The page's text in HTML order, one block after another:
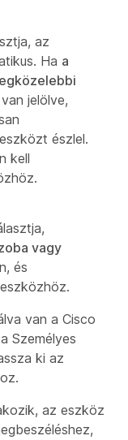
az
Ha a
jelölve,
észlel.
kell
vagy
és
van a Cisco
Személyes
ki az
az eszköz